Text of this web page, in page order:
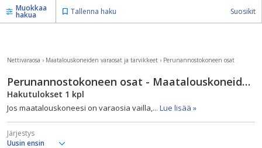
Muokkaa
hakua Tallenna haku Suosikit
Nettivaraosa › Maatalouskoneiden varaosat ja tarvikkeet › Perunannostokoneen osat
Perunannostokoneen osat - Maatalouskoneiden varaosat ja tarvikkeet
Hakutulokset 1 kpl
Jos maatalouskoneesi on varaosia vailla,... Lue lisää »
Järjestys